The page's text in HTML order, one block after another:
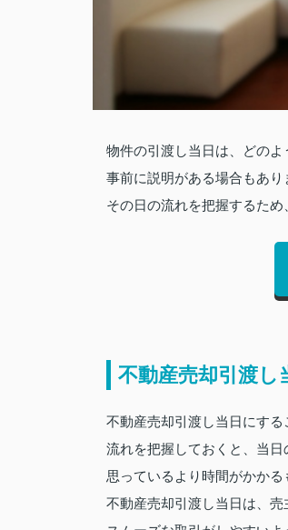
物件の引渡し当日は、どのよ
事前に説明がある場合もあり
その日の流れを把握するため
不動産売却引渡し
不動産売却引渡し当日にする
流れを把握しておくと、当日
思っているより時間がかか
不動産売却引渡し当日は、売